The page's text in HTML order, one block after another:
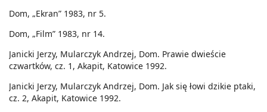
Dom, „Ekran” 1983, nr 5.
Dom, „Film” 1983, nr 14.
Janicki Jerzy, Mularczyk Andrzej, Dom. Prawie dwieście
czwartków, cz. 1, Akapit, Katowice 1992.
Janicki Jerzy, Mularczyk Andrzej, Dom. Jak się łowi dzikie ptaki,
cz. 2, Akapit, Katowice 1992.